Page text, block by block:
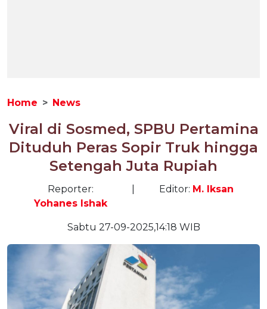
Home News
Viral di Sosmed, SPBU Pertamina
Dituduh Peras Sopir Truk hingga
Setengah Juta Rupiah
Reporter:
Yohanes Ishak
Editor: M. Iksan
Sabtu 27-09-2025,14:18 WIB